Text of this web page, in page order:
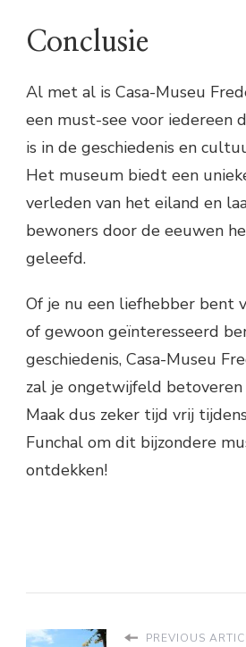
Conclusie
Al met al is Casa-Museu
een must-see voor iedereen
is in de geschiedenis en
Het museum biedt een
verleden van het eiland en
bewoners door de eeuwen
geleefd.
Of je nu een liefhebber bent
of gewoon geïnteresseerd
geschiedenis, Casa-Museu
zal je ongetwijfeld betoveren
Maak dus zeker tijd vrij
Funchal om dit bijzondere
ontdekken!
PREVIOUS